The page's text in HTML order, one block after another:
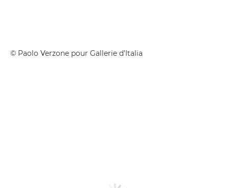
© Paolo Verzone pour Gallerie d’Italia